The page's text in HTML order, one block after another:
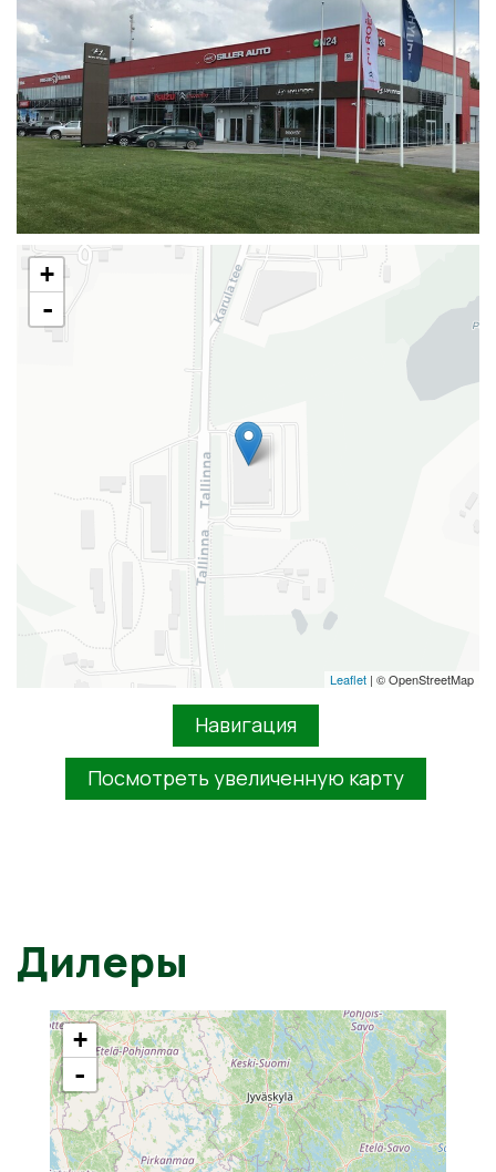
+
-
Leaflet | © OpenStreetMap
Навигация
Посмотреть увеличенную карту
Дилеры
+
-